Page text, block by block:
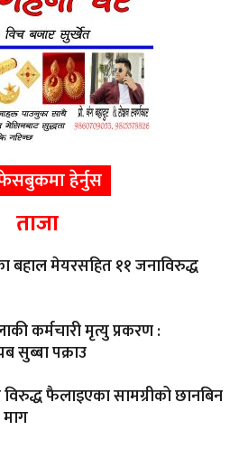
हेर्नुस
ताजा
मेयरसहित ११ जनाविरुद्ध
कर्मचारी मृत्यु प्रकरण :
सुब्बा पक्राउ
फैलाइएका सामग्रीको छानबिन